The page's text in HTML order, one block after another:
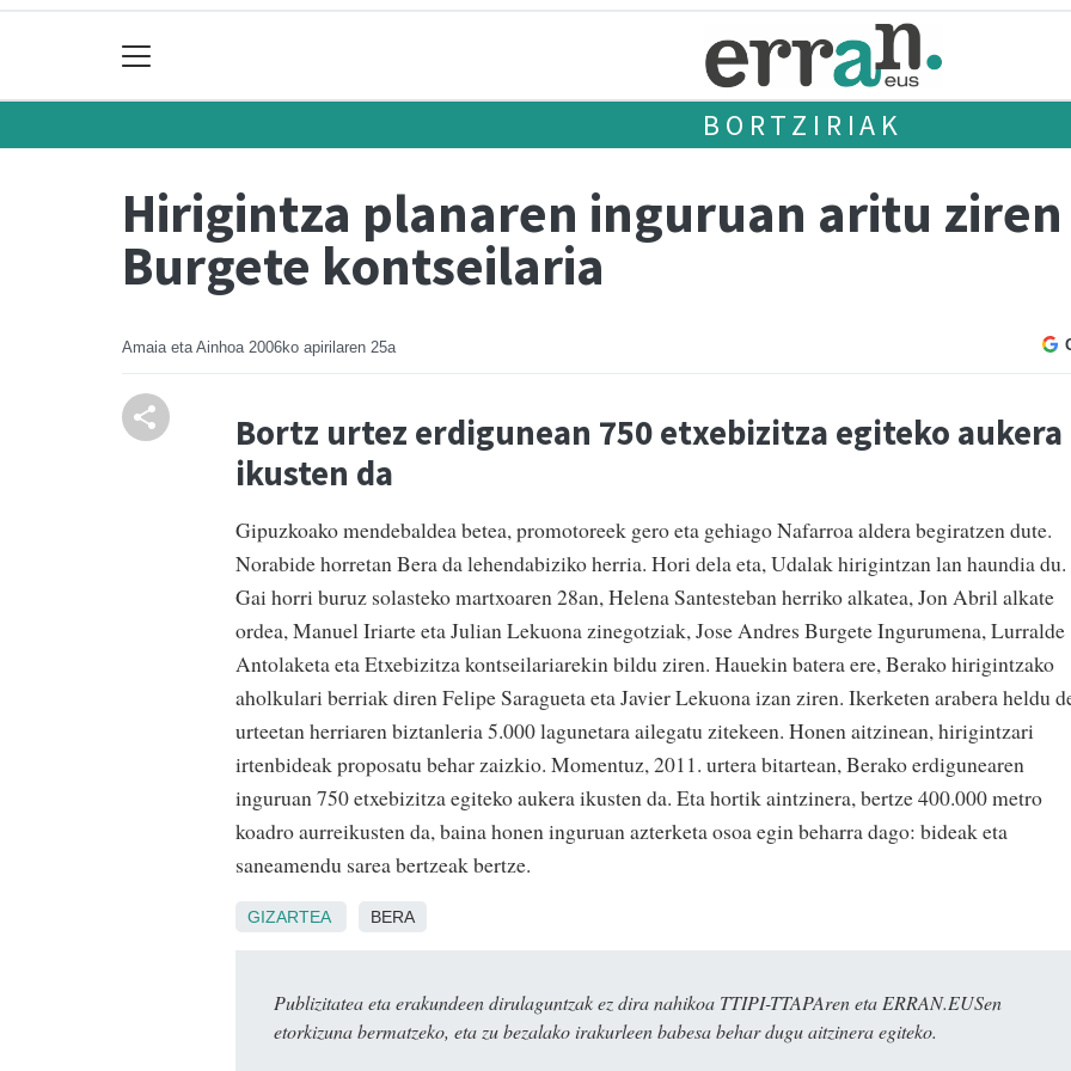
BORTZIRIAK
Hirigintza planaren inguruan aritu
Burgete kontseilaria
Amaia eta Ainhoa 2006ko apirilaren 25a
Bortz urtez erdigunean 750 etxebizitza egiteko aukera
ikusten da
Gipuzkoako mendebaldea betea, promotoreek gero eta gehiago Nafarroa aldera begiratzen dute.
Norabide horretan Bera da lehendabiziko herria. Hori dela eta, Udalak hirigintzan lan haundia du.
Gai horri buruz solasteko martxoaren 28an, Helena Santesteban herriko alkatea, Jon Abril alkate
ordea, Manuel Iriarte eta Julian Lekuona zinegotziak, Jose Andres Burgete Ingurumena, Lurralde
Antolaketa eta Etxebizitza kontseilariarekin bildu ziren. Hauekin batera ere, Berako hirigintzako
aholkulari berriak diren Felipe Saragueta eta Javier Lekuona izan ziren. Ikerketen arabera heldu
urteetan herriaren biztanleria 5.000 lagunetara ailegatu zitekeen. Honen aitzinean, hirigintzari
irtenbideak proposatu behar zaizkio. Momentuz, 2011. urtera bitartean, Berako erdigunearen
inguruan 750 etxebizitza egiteko aukera ikusten da. Eta hortik aintzinera, bertze 400.000 metro
koadro aurreikusten da, baina honen inguruan azterketa osoa egin beharra dago: bideak eta
saneamendu sarea bertzeak bertze.
GIZARTEA BERA
Publizitatea eta erakundeen dirulaguntzak ez dira nahikoa TTIPI-TTAPAren eta ERRAN.EUSen
etorkizuna bermatzeko, eta zu bezalako irakurleen babesa behar dugu aitzinera egiteko.